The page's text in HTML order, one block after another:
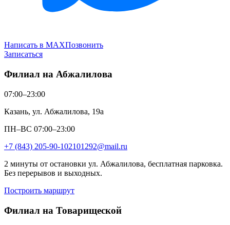
Написать в MAXПозвонить
Записаться
Филиал на Абжалилова
07:00–23:00
Казань, ул. Абжалилова, 19а
ПН–ВС 07:00–23:00
+7 (843) 205-90-102101292@mail.ru
2 минуты от остановки ул. Абжалилова, бесплатная парковка.
Без перерывов и выходных.
Построить маршрут
Филиал на Товарищеской